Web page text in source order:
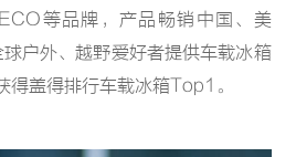
等品牌，产品畅销中国、美
户外、越野爱好者提供车载冰箱
盖得排行车载冰箱Top1。